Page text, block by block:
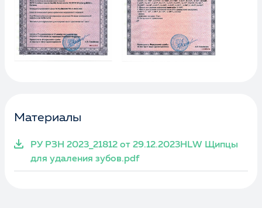
Материалы
РУ РЗН 2023_21812 от 29.12.2023HLW Щипцы
для удаления зубов.pdf